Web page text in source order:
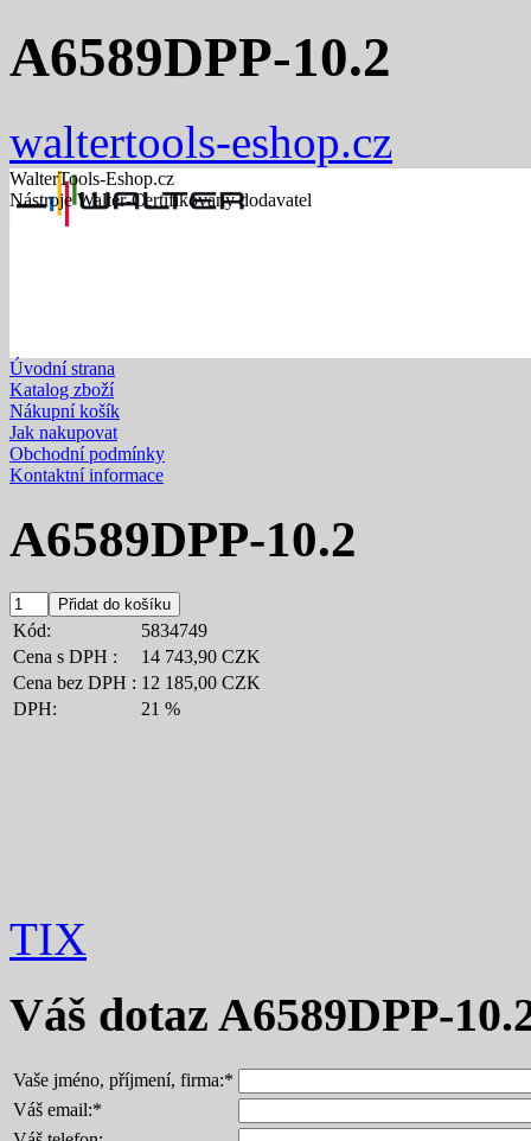
A6589DPP-10.2
waltertools-eshop.cz
WalterTools-Eshop.cz
Nástroje Walter-Certifikovaný dodavatel
Úvodní strana
Katalog zboží
Nákupní košík
Jak nakupovat
Obchodní podmínky
Kontaktní informace
A6589DPP-10.2
Kód:
5834749
Cena s DPH :
14 743,90 CZK
Cena bez DPH : 12 185,00 CZK
DPH:
21 %
TIX
Váš dotaz A6589DPP-
Vaše jméno, příjmení, firma:*
Váš email:*